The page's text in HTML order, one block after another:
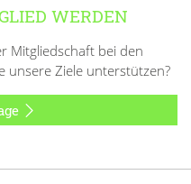
WERDEN
Mitgliedschaft bei den
unsere Ziele unterstützen?